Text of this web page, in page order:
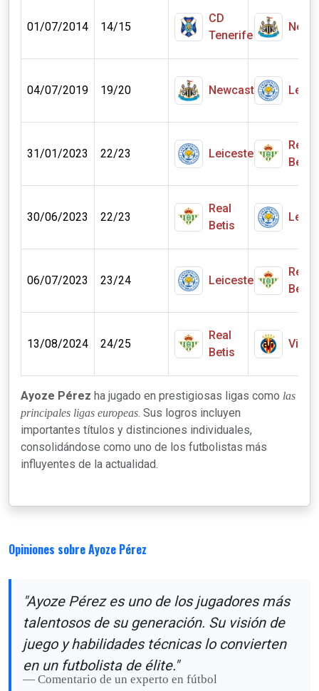
01/07/2014 14/15
CD
Tenerife
04/07/2019 19/20 Newcastle
31/01/2023 22/23 Leicester
Real
Betis
30/06/2023 22/23
Real
Betis
06/07/2023 23/24 Leicester
Real
Betis
13/08/2024 24/25
Real
Betis
Ayoze Pérez ha jugado en prestigiosas ligas como las
principales ligas europeas. Sus logros incluyen
importantes títulos y distinciones individuales,
consolidándose como uno de los futbolistas más
influyentes de la actualidad.
Opiniones sobre Ayoze Pérez
"Ayoze Pérez es uno de los jugadores más
talentosos de su generación. Su visión de
juego y habilidades técnicas lo convierten
en un futbolista de élite."
Comentario de un experto en fútbol